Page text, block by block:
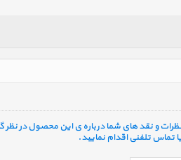
و نقد های شما درباره ی این محصول در
تماس تلفنی اقدام نمایید.